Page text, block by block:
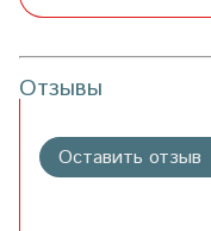
Отзывы
Оставить отзыв